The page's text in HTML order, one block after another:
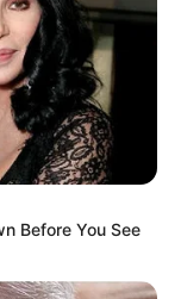
Before You See